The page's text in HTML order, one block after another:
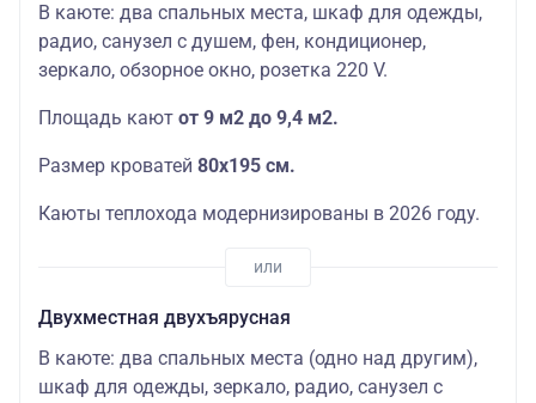
В каюте: два спальных места, шкаф для одежды,
радио, санузел с душем, фен, кондиционер,
зеркало, обзорное окно, розетка 220 V.
Площадь кают от 9 м2 до 9,4 м2.
Размер кроватей 80х195 см.
Каюты теплохода модернизированы в 2026 году.
Двухместная двухъярусная
В каюте: два спальных места (одно над другим),
шкаф для одежды, зеркало, радио, санузел с